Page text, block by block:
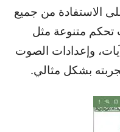
الاستفادة من جميع
تحكم متنوعة مثل
وإعدادات الصوت
بشكل مثالي.